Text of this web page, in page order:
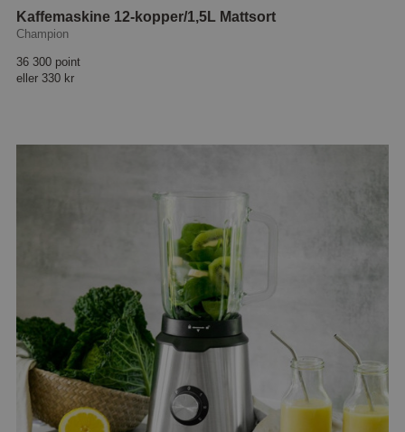
Kaffemaskine 12-kopper/1,5L Mattsort
Champion
36 300 point
eller 330 kr